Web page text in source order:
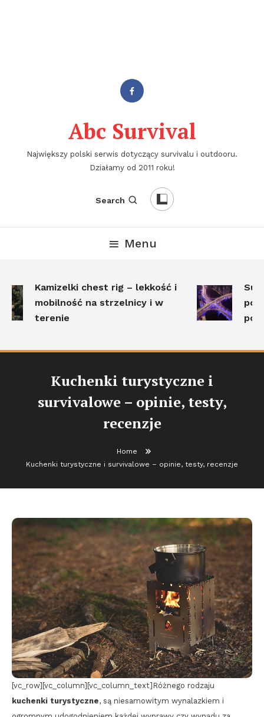
Abc Survival
Największy polski serwis dotyczący survivalu i outdooru.
Działamy od 2011 roku!
Search
Menu
Kamizelki chest rig – lekkość i
mobilność na strzelnicy i w
terenie
Kuchenki turystyczne i
survivalowe – opinie, testy,
recenzje
Home
Kuchenki turystyczne i survivalowe – opinie, testy, recenzje
[vc_row][vc_column][vc_column_text]Różnego rodzaju
kuchenki turystyczne, są niesamowitym wynalazkiem i